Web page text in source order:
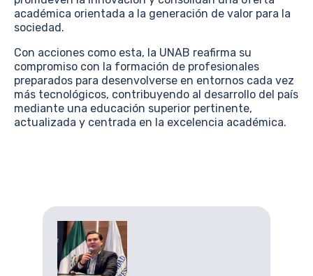
académica orientada a la generación de valor para la
sociedad.
Con acciones como esta, la UNAB reafirma su
compromiso con la formación de profesionales
preparados para desenvolverse en entornos cada vez
más tecnológicos, contribuyendo al desarrollo del país
mediante una educación superior pertinente,
actualizada y centrada en la excelencia académica.